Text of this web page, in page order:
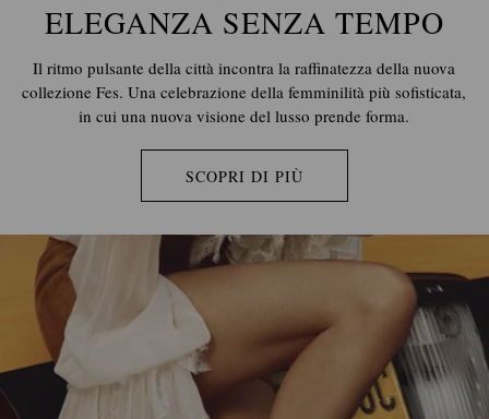
ELEGANZA SENZA TEMPO
Il ritmo pulsante della città incontra la raffinatezza della nuova
collezione Fes. Una celebrazione della femminilità più sofisticata,
in cui una nuova visione del lusso prende forma.
SCOPRI DI PIÙ